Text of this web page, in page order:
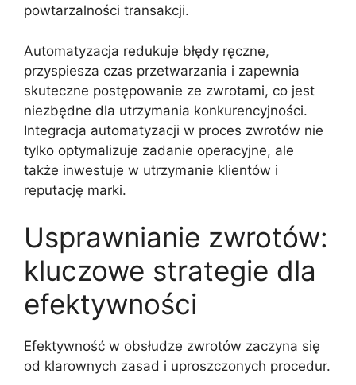
powtarzalności transakcji.
Automatyzacja redukuje błędy ręczne,
przyspiesza czas przetwarzania i zapewnia
skuteczne postępowanie ze zwrotami, co jest
niezbędne dla utrzymania konkurencyjności.
Integracja automatyzacji w proces zwrotów nie
tylko optymalizuje zadanie operacyjne, ale
także inwestuje w utrzymanie klientów i
reputację marki.
Usprawnianie zwrotów:
kluczowe strategie dla
efektywności
Efektywność w obsłudze zwrotów zaczyna się
od klarownych zasad i uproszczonych procedur.